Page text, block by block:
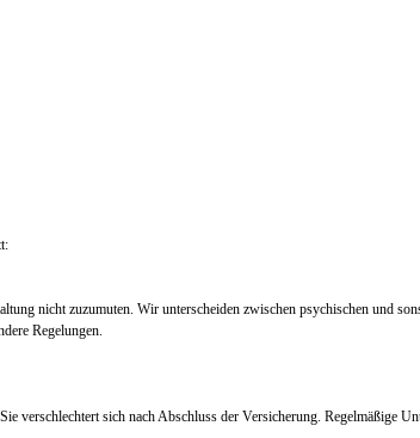
nicht zuzumuten. Wir unterscheiden zwischen psychischen und
Regelungen.
verschlechtert sich nach Abschluss der Versicherung. Regelmäßige